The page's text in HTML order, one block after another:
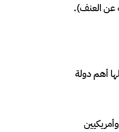
عن العنف).
أهم دولة